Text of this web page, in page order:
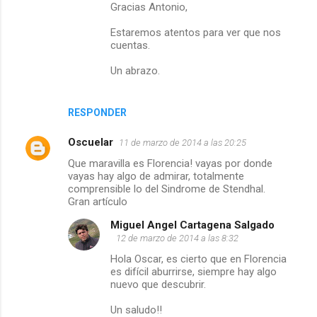
RESPONDER
Gracias Antonio,
Estaremos atentos para ver que nos
cuentas.
Un abrazo.
Oscuelar 11 de marzo de 2014 a las 20:25
Que maravilla es Florencia! vayas por donde
vayas hay algo de admirar, totalmente
comprensible lo del Sindrome de Stendhal.
Gran artículo
Miguel Angel Cartagena Salgado
12 de marzo de 2014 a las 8:32
Hola Oscar, es cierto que en Florencia
es difícil aburrirse, siempre hay algo
nuevo que descubrir.
Un saludo!!